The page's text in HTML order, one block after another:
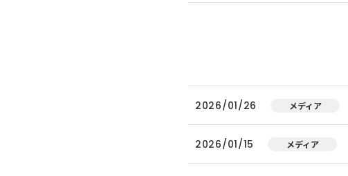
2026/01/26 メディア
2026/01/15 メディア